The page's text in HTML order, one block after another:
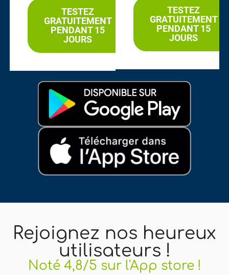
TESTEZ
GRATUITEMENT
PENDANT 15
JOURS
TESTEZ
GRATUITEMENT
PENDANT 15
JOURS
Rejoignez nos heureux
utilisateurs !
Noté 4,8/5 sur l'App store !